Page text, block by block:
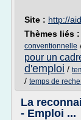
Site : http://
Thèmes liés :
conventionnelle
pour un
d'emploi /
/ temps de
La
- Emploi ...